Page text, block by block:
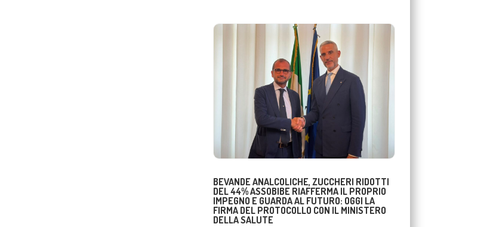
BEVANDE ANALCOLICHE, ZUCCHERI RIDOTTI
DEL 44% ASSOBIBE RIAFFERMA IL PROPRIO
IMPEGNO E GUARDA AL FUTURO: OGGI LA
FIRMA DEL PROTOCOLLO CON IL MINISTERO
DELLA SALUTE